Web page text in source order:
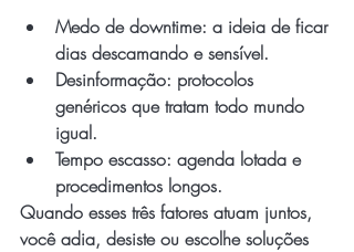
Medo de downtime: a ideia de ficar
dias descamando e sensível.
Desinformação: protocolos
genéricos que tratam todo mundo
igual.
Tempo escasso: agenda lotada e
procedimentos longos.
Quando esses três fatores atuam juntos,
você adia, desiste ou escolhe soluções